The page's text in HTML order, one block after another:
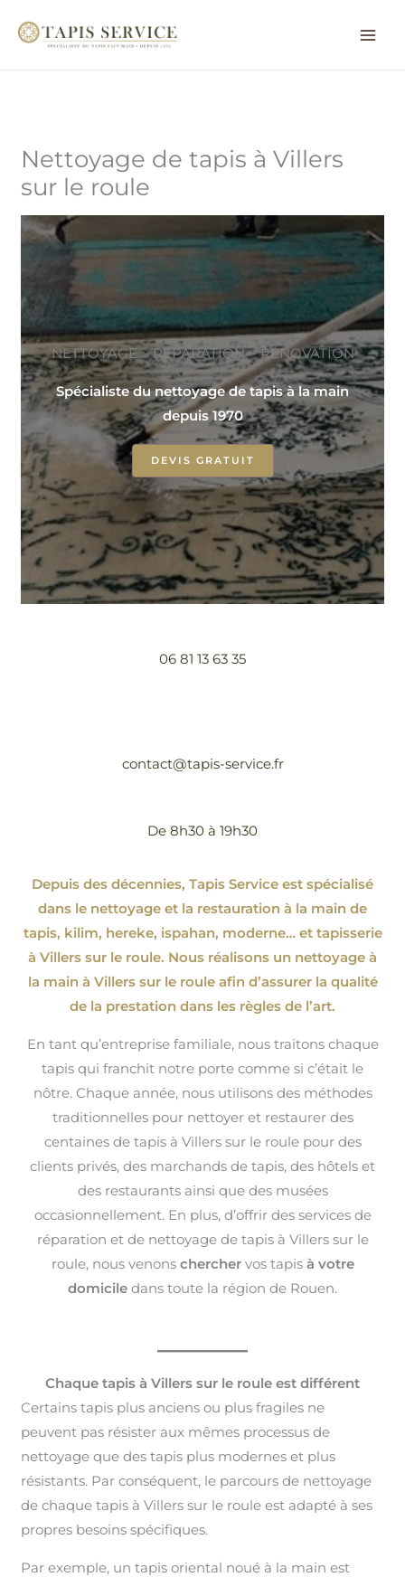
Nettoyage de tapis à Villers
sur le roule
NETTOYAGE ~ RÉPARATION ~ RÉNOVATION
Spécialiste du nettoyage de tapis à la main
depuis 1970
DEVIS GRATUIT
06 81 13 63 35
contact@tapis-service.fr
De 8h30 à 19h30
Depuis des décennies, Tapis Service est spécialisé
dans le nettoyage et la restauration à la main de
tapis, kilim, hereke, ispahan, moderne…et tapisserie
à Villers sur le roule. Nous réalisons un nettoyage à
la main à Villers sur le roule afin d’assurer la qualité
de la prestation dans les règles de l’art.
En tant qu’entreprise familiale, nous traitons chaque
tapis qui franchit notre porte comme si c’était le
nôtre. Chaque année, nous utilisons des méthodes
traditionnelles pour nettoyer et restaurer des
centaines de tapis à Villers sur le roule pour des
clients privés, des marchands de tapis, des hôtels et
des restaurants ainsi que des musées
occasionnellement. En plus, d’offrir des services de
réparation et de nettoyage de tapis à Villers sur le
roule, nous venons chercher vos tapis à votre
domicile dans toute la région de Rouen.
Chaque tapis à Villers sur le roule est différent
Certains tapis plus anciens ou plus fragiles ne
peuvent pas résister aux mêmes processus de
nettoyage que des tapis plus modernes et plus
résistants. Par conséquent, le parcours de nettoyage
de chaque tapis à Villers sur le roule est adapté à ses
propres besoins spécifiques.
Par exemple, un tapis oriental noué à la main est